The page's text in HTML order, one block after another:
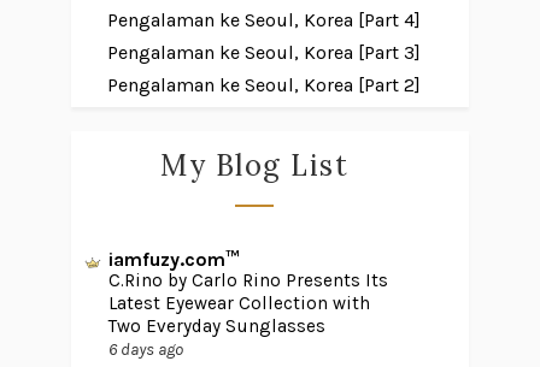
Pengalaman ke Seoul, Korea [Part 4]
Pengalaman ke Seoul, Korea [Part 3]
Pengalaman ke Seoul, Korea [Part 2]
My Blog List
iamfuzy.com™
C.Rino by Carlo Rino Presents Its
Latest Eyewear Collection with
Two Everyday Sunglasses
6 days ago